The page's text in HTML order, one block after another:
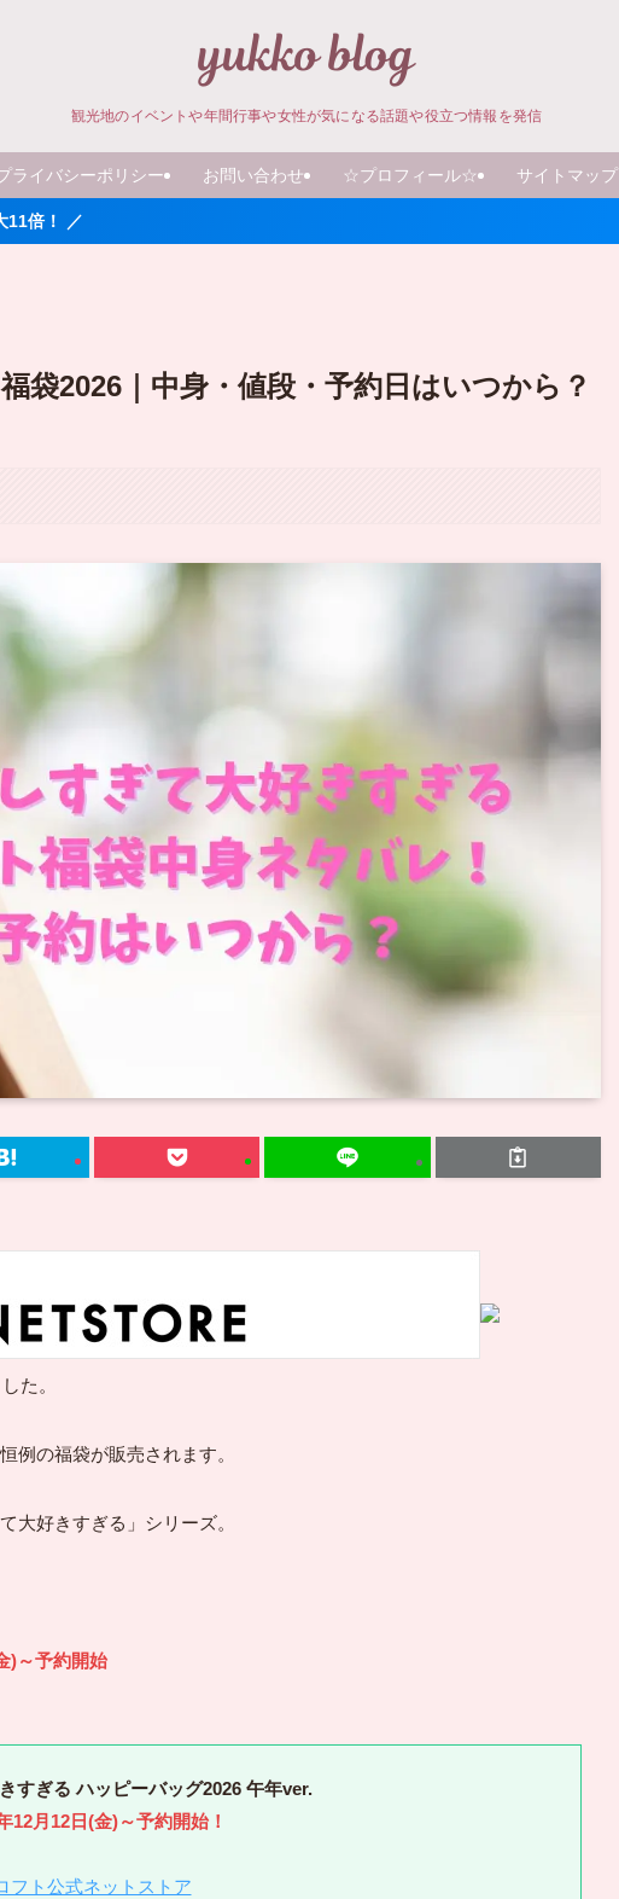
観光地のイベントや年間行事や女性が気になる話題や役立つ情報を発信
ライバシーポリシー お問い合わせ ☆プロフィール☆ サイトマップ
袋2026｜中身・値段・予約日はいつから？
た。
例の福袋が販売されます。
大好きすぎる」シリーズ。
)～予約開始
すぎる ハッピーバッグ2026 午年ver.
12月12日(金)～予約開始！
フト公式ネットストア